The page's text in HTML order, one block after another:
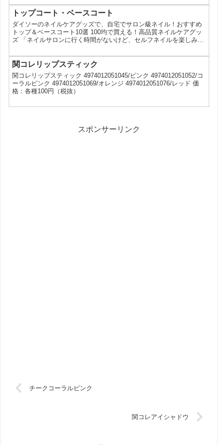
ルド ※各種100円（税抜） この投稿をInstagramで見る カンコレコ
スメの公式インスタアカウントで商品情報発信中！コスメのスウォ
ッチやオススメの使い方を紹介しています★是非チェックしてみて
ください！ @kanc...
トップコート・ベースコート
ダイソーのネイルケアグッズで、自宅でサロン級ネイル！おすすめ
トップ＆ベースコート10選 100均で買える！高品質ネイルケアグッ
ズ 「ネイルサロンに行く時間がないけど、セルフネイルを楽しみた
プロも認める高品質なネイルケアグッズが豊富に揃っています。今
回は、その中でも特に人気の高いトップコートとベースコートを10
種類厳選してご紹介します。 ダイソーのネイルケアグッズを選ぶメ
リット プチプラだから気軽に試せる: 高いネイ...
関コレリップスティック
関コレリップスティック 4974012051045/ピンク 4974012051052/コ
ーラルピンク 4974012051069/オレンジ 4974012051076/レッド 価
格：各種100円（税抜）
スポンサーリンク
チークコーラルピンク
関コレアイシャドウ